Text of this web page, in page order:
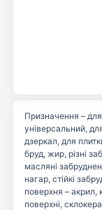
Призначення – для
універсальний,
дзеркал, для
бруд, жир, різні
масляні
нагар, стійкі
поверхня – акрил,
поверхні,